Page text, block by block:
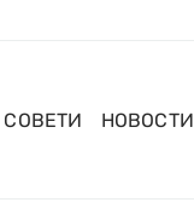
СОВЕТИ НОВОСТИ